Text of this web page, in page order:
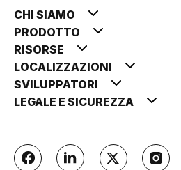
CHI SIAMO
PRODOTTO
RISORSE
LOCALIZZAZIONI
SVILUPPATORI
LEGALE E SICUREZZA